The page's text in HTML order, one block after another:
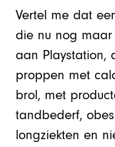
Vertel me dat
die nu nog
aan Playstation,
proppen met
brol, met
tandbederf,
longziekten en